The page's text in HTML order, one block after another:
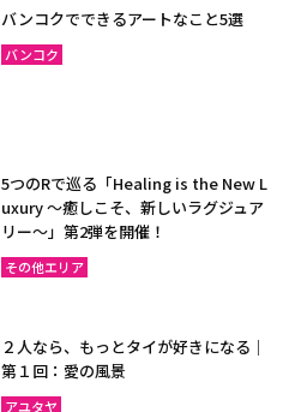
バンコクでできるアートなこと5選
バンコク
5つのRで巡る「Healing is the New L
uxury ～癒しこそ、新しいラグジュア
リー〜」第2弾を開催！
その他エリア
２人なら、もっとタイが好きになる｜
第１回：愛の風景
アユタヤ